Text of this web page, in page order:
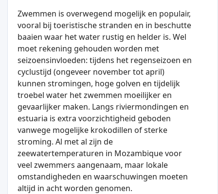
Zwemmen is overwegend mogelijk en populair,
vooral bij toeristische stranden en in beschutte
baaien waar het water rustig en helder is. Wel
moet rekening gehouden worden met
seizoensinvloeden: tijdens het regenseizoen en
cyclustijd (ongeveer november tot april)
kunnen stromingen, hoge golven en tijdelijk
troebel water het zwemmen moeilijker en
gevaarlijker maken. Langs riviermondingen en
estuaria is extra voorzichtigheid geboden
vanwege mogelijke krokodillen of sterke
stroming. Al met al zijn de
zeewatertemperaturen in Mozambique voor
veel zwemmers aangenaam, maar lokale
omstandigheden en waarschuwingen moeten
altijd in acht worden genomen.